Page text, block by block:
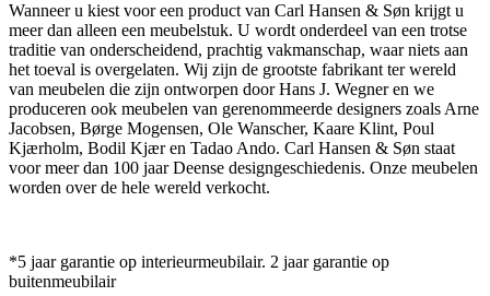
Wanneer u kiest voor een product van Carl Hansen & Søn krijgt u
meer dan alleen een meubelstuk. U wordt onderdeel van een trotse
traditie van onderscheidend, prachtig vakmanschap, waar niets aan
het toeval is overgelaten. Wij zijn de grootste fabrikant ter wereld
van meubelen die zijn ontworpen door Hans J. Wegner en we
produceren ook meubelen van gerenommeerde designers zoals Arne
Jacobsen, Børge Mogensen, Ole Wanscher, Kaare Klint, Poul
Kjærholm, Bodil Kjær en Tadao Ando. Carl Hansen & Søn staat
voor meer dan 100 jaar Deense designgeschiedenis. Onze meubelen
worden over de hele wereld verkocht.
*5 jaar garantie op interieurmeubilair. 2 jaar garantie op
buitenmeubilair